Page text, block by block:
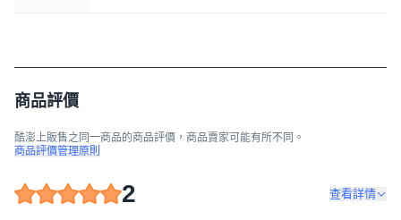
商品評價
酷澎上販售之同一商品的商品評價，商品賣家可能有所不同。
商品評價管理原則
2 查看詳情